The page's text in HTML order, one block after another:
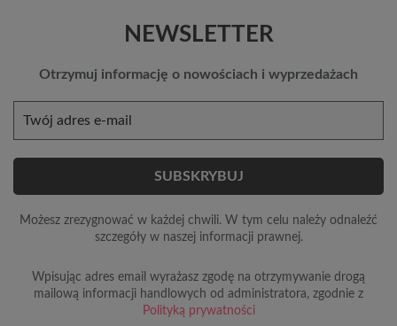
NEWSLETTER
Otrzymuj informację o nowościach i wyprzedażach
Możesz zrezygnować w każdej chwili. W tym celu należy odnaleźć
szczegóły w naszej informacji prawnej.
Wpisując adres email wyrażasz zgodę na otrzymywanie drogą
mailową informacji handlowych od administratora, zgodnie z
Polityką prywatności